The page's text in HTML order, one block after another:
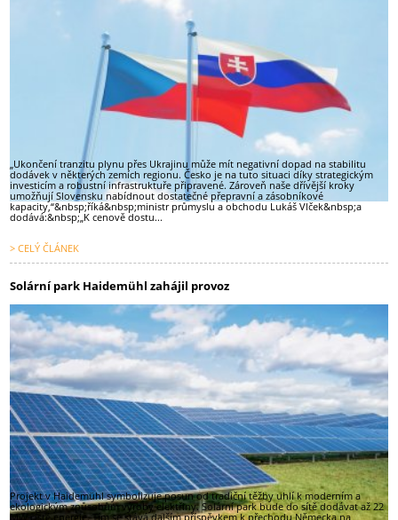
„Ukončení tranzitu plynu přes Ukrajinu může mít negativní dopad na stabilitu
dodávek v některých zemích regionu. Česko je na tuto situaci díky strategickým
investicím a robustní infrastruktuře připravené. Zároveň naše dřívější kroky
umožňují Slovensku nabídnout dostatečné přepravní a zásobníkové
kapacity,“&nbsp;říká&nbsp;ministr průmyslu a obchodu Lukáš Vlček&nbsp;a
dodává:&nbsp;„K cenově dostu...
> CELÝ ČLÁNEK
Solární park Haidemühl zahájil provoz
Projekt v Haidemühl symbolizuje posun od tradiční těžby uhlí k moderním a
ekologickým způsobům výroby elektřiny. Solární park bude do sítě dodávat až 22
MW čisté energie. Tím se stává dalším příspěvkem k přechodu Německa na